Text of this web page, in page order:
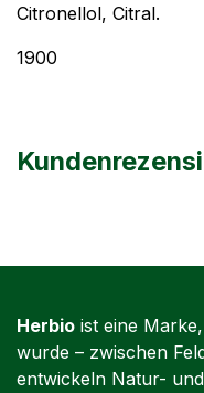
Citronellol, Citral.
1900
Herbio ist eine
wurde – zwischen
entwickeln Natur-